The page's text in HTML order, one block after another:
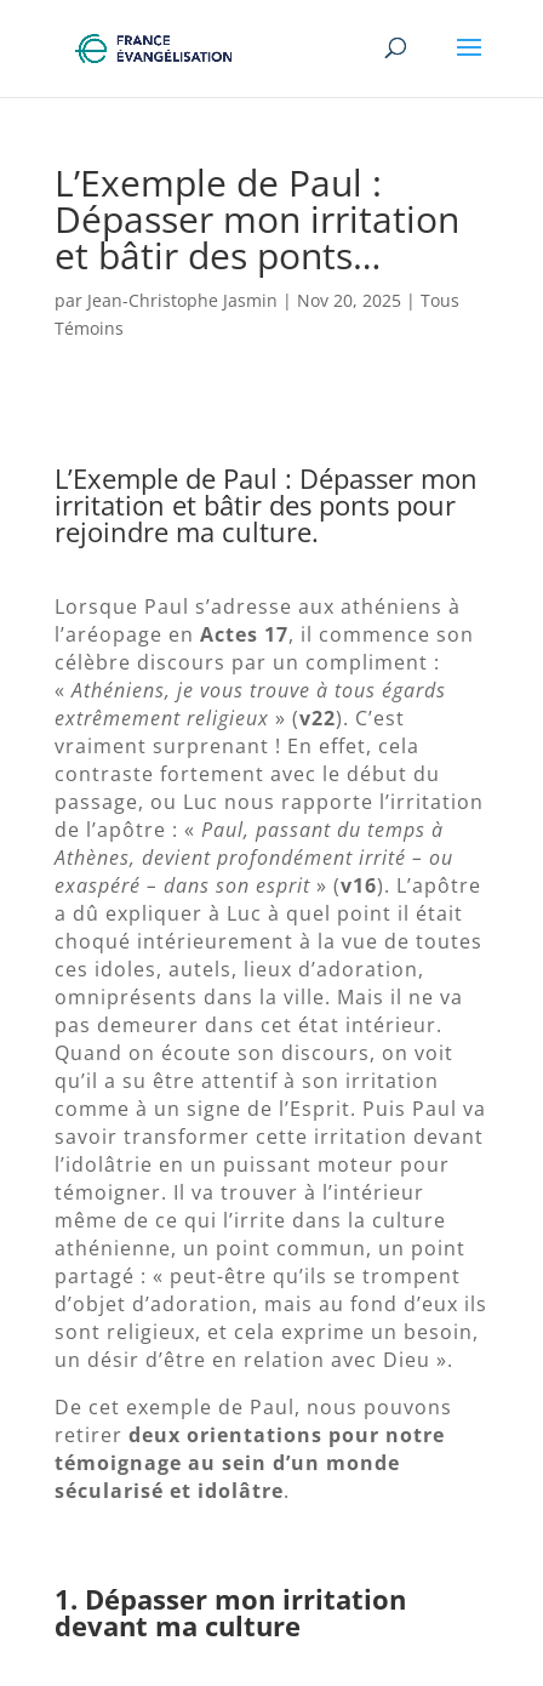
L’Exemple de Paul :
Dépasser mon irritation
et bâtir des ponts…
par Jean-Christophe Jasmin | Nov 20, 2025| Tous
Témoins
L’Exemple de Paul : Dépasser mon
irritation et bâtir des ponts pour
rejoindre ma culture.
Lorsque Paul s’adresse aux athéniens à
l’aréopage en Actes 17, il commence son
célèbre discours par un compliment :
«Athéniens, je vous trouve à tous égards
extrêmement religieux » (v22). C’est
vraiment surprenant ! En effet, cela
contraste fortement avec le début du
passage, ou Luc nous rapporte l’irritation
de l’apôtre : « Paul, passant du temps à
Athènes, devient profondément irrité – ou
exaspéré – dans son esprit» (v16). L’apôtre
a dû expliquer à Luc à quel point il était
choqué intérieurement à la vue de toutes
ces idoles, autels, lieux d’adoration,
omniprésents dans la ville. Mais il ne va
pas demeurer dans cet état intérieur.
Quand on écoute son discours, on voit
qu’il a su être attentif à son irritation
comme à un signe de l’Esprit. Puis Paul va
savoir transformer cette irritation devant
l’idolâtrie en un puissant moteur pour
témoigner. Il va trouver à l’intérieur
même de ce qui l’irrite dans la culture
athénienne, un point commun, un point
partagé : « peut-être qu’ils se trompent
d’objet d’adoration, mais au fond d’eux ils
sont religieux, et cela exprime un besoin,
un désir d’être en relation avec Dieu ».
De cet exemple de Paul, nous pouvons
retirer deux orientations pour notre
témoignage au sein d’un monde
sécularisé et idolâtre.
1. Dépasser mon irritation
devant ma culture